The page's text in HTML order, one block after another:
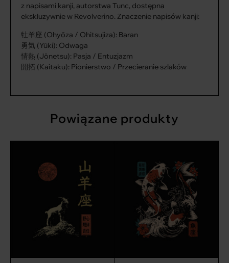
z napisami kanji, autorstwa Tunc, dostępna
ekskluzywnie w Revolverino. Znaczenie napisów kanji:
牡羊座 (Ohyōza / Ohitsujiza): Baran
勇気 (Yūki): Odwaga
情熱 (Jōnetsu): Pasja / Entuzjazm
開拓 (Kaitaku): Pionierstwo / Przecieranie szlaków
Powiązane produkty